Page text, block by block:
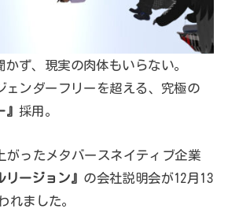
ず、現実の肉体もいらない。
ェンダーフリーを超える、究極の
』採用。
がったメタバースネイティブ企業
リージョン』 の会社説明会が12月13
れました。